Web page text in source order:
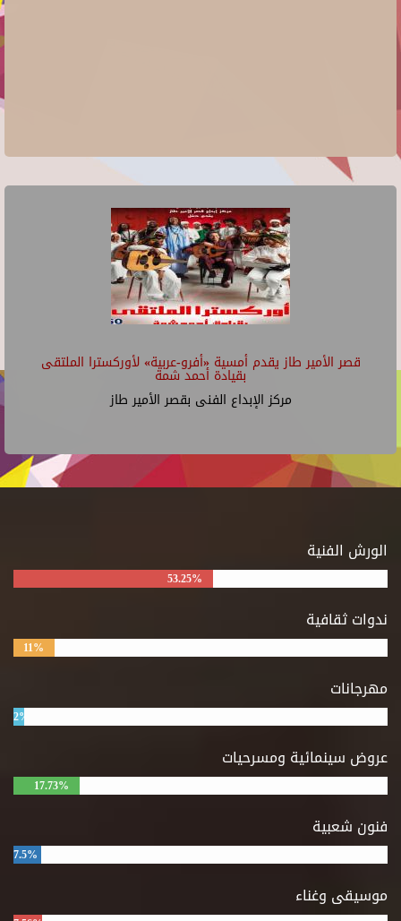
قصر الأمير طاز يقدم أمسية «أفرو-عربية» لأوركسترا الملتقى
بقيادة أحمد شمة
مركز الإبداع الفنى بقصر الأمير طاز
الورش الفنية
53.25%
ندوات ثقافية
11%
مهرجانات
2%
عروض سينمائية ومسرحيات
17.73%
فنون شعبية
7.5%
موسيقى وغناء